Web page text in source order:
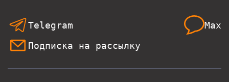
Telegram
Max
Подписка на рассылку